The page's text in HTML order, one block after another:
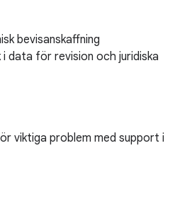
bevisanskaffning
data för revision och juridiska
viktiga problem med support i